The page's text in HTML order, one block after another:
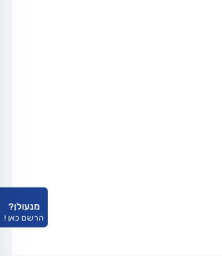
מנעולן?
הרשם כאן !